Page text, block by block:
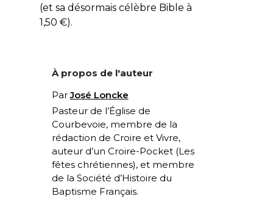
(et sa désormais célèbre Bible à
1,50 €).
À propos de l'auteur
ParJosé Loncke
Pasteur de l’Église de
Courbevoie, membre de la
rédaction de Croire et Vivre,
auteur d’un Croire-Pocket (Les
fêtes chrétiennes), et membre
de la Société d’Histoire du
Baptisme Français.